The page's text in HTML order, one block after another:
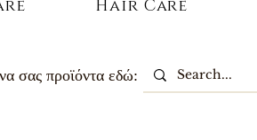
Hair Care
σας προϊόντα εδώ: